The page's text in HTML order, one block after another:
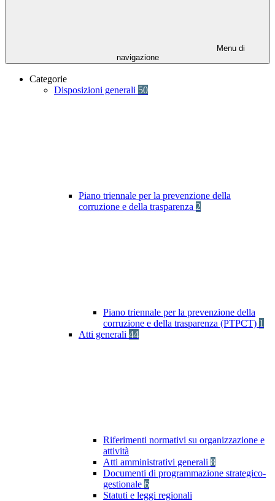
Menu di
navigazione
Categorie
Disposizioni generali 50
Piano triennale per la prevenzione della
corruzione e della trasparenza 2
Piano triennale per la prevenzione della
corruzione e della trasparenza (PTPCT) 1
Atti generali 44
Riferimenti normativi su organizzazione e
attività
Atti amministrativi generali 8
Documenti di programmazione strategico-
gestionale 6
Statuti e leggi regionali